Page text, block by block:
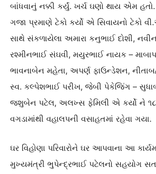
બાંધવાનું નક્કી કર્યું. ખર્ચ ઘણો થાય એમ
ગજા પ્રમાણે ટેકો કર્યો એ સિવાયનો ટેકો
સાથે સંકળાયેલા અમારા કનુભાઈ દોશી,
રશ્મીનભાઈ સંઘવી, મયુરભાઈ નાયક –
ભાવનાબેન મહેતા, અપર્ણ ફાઉન્ડેશન,
સ્વ. કલ્પેશભાઈ પરીખ, જેબી પેકેજિંગ –
જશુબેન પટેલ, અલખ્સ ફેમિલી એ કર્યો ને ૧૮
વગડામાંથી વહાલપની વસાહતમાં રહેવા ગયા.
ઘર વિહોણા પરિવારોને ઘર આપવાના આ
મુખ્યમંત્રી ભુપેન્દ્રભાઈ પટેલનો સહયોગ